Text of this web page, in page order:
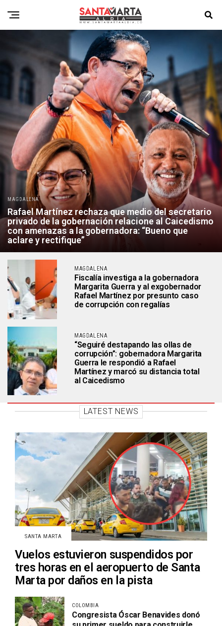
MAGDALENA
Rafael Martínez rechaza que medio del secretario
privado de la gobernación relacione al Caicedismo
con amenazas a la gobernadora: “Bueno que
aclare y rectifique”
MAGDALENA
Fiscalía investiga a la gobernadora
Margarita Guerra y al exgobernador
Rafael Martínez por presunto caso
de corrupción con regalías
MAGDALENA
“Seguiré destapando las ollas de
corrupción”: gobernadora Margarita
Guerra le respondió a Rafael
Martínez y marcó su distancia total
al Caicedismo
LATEST NEWS
SANTA MARTA
Vuelos estuvieron suspendidos por
tres horas en el aeropuerto de Santa
Marta por daños en la pista
COLOMBIA
Congresista Óscar Benavides donó